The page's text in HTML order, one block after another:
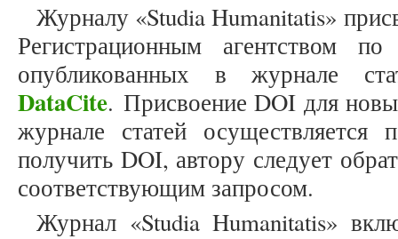
Журналу «Studia Humanitatis»
Регистрационным агентством
опубликованных в журнале
DataCite. Присвоение DOI для
журнале статей
получить DOI, автору следует
соответствующим запросом.
Журнал «Studia Humanitatis»